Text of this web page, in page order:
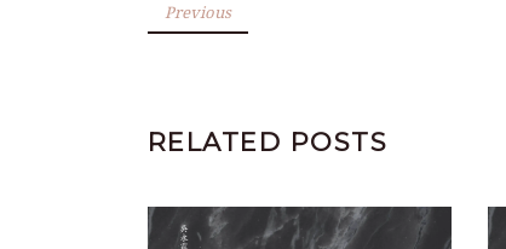
Previous
RELATED POSTS